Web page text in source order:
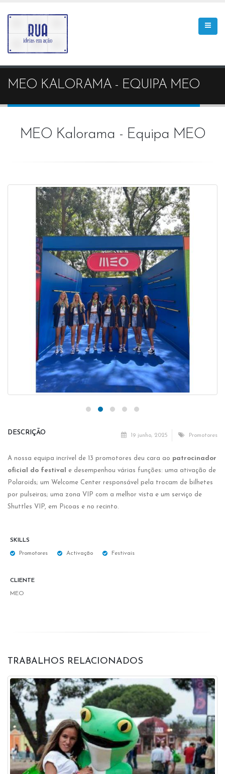
MEO KALORAMA - EQUIPA MEO
MEO Kalorama - Equipa MEO
19 junho, 2025 Promotores
DESCRIÇÃO
A nossa equipa incrível de 13 promotores deu cara ao patrocinador
oficial do festival
e desempenhou várias funções: uma ativação de
Polaroids; um Welcome Center responsável pela trocam de bilhetes
por pulseiras; uma zona VIP com a melhor vista e um serviço de
Shuttles VIP, em Picoas e no recinto.
SKILLS
Promotores Activação Festivais
CLIENTE
MEO
TRABALHOS RELACIONADOS